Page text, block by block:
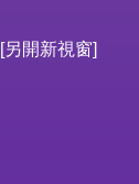
[另開新視窗]